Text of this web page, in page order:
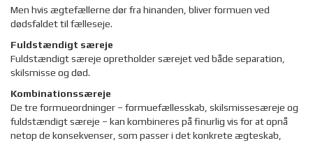
Men hvis ægtefællerne dør fra hinanden, bliver formuen ved
dødsfaldet til fælleseje.
Fuldstændigt særeje
Fuldstændigt særeje opretholder særejet ved både separation,
skilsmisse og død.
Kombinationssæreje
De tre formueordninger – formuefællesskab, skilsmissesæreje og
fuldstændigt særeje – kan kombineres på finurlig vis for at opnå
netop de konsekvenser, som passer i det konkrete ægteskab,